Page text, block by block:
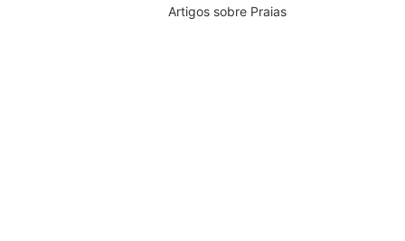
Artigos sobre Praias